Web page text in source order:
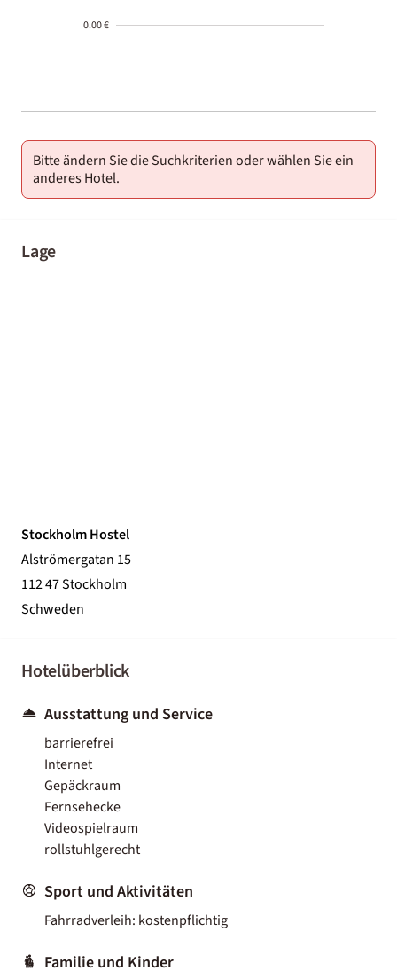
0.00 €
01-02
Bitte ändern Sie die Suchkriterien oder wählen Sie ein
anderes Hotel.
Lage
Stockholm Hostel
Alströmergatan 15
112 47 Stockholm
Schweden
Hotelüberblick
Ausstattung und Service
barrierefrei
Internet
Gepäckraum
Fernsehecke
Videospielraum
rollstuhlgerecht
Sport und Aktivitäten
Fahrradverleih: kostenpflichtig
Familie und Kinder